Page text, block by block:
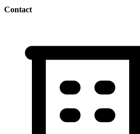
Contact